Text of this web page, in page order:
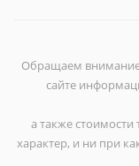
Обращаем внимание
сайте
а также
характер, и ни при